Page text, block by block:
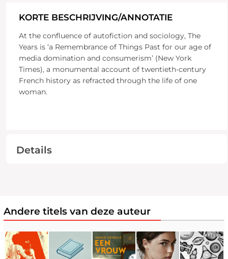
KORTE BESCHRIJVING/ANNOTATIE
At the confluence of autofiction and sociology, The
Years is ‘a Remembrance of Things Past for our age of
media domination and consumerism’ (New York
Times), a monumental account of twentieth-century
French history as refracted through the life of one
woman.
Details
Andere titels van deze auteur